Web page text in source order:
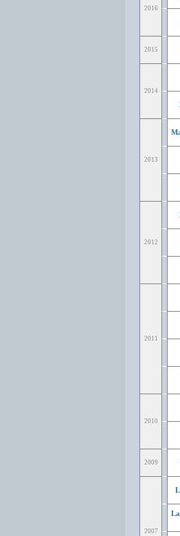
2016
2015
2014
2013
2012
2011
2010
2009
2007